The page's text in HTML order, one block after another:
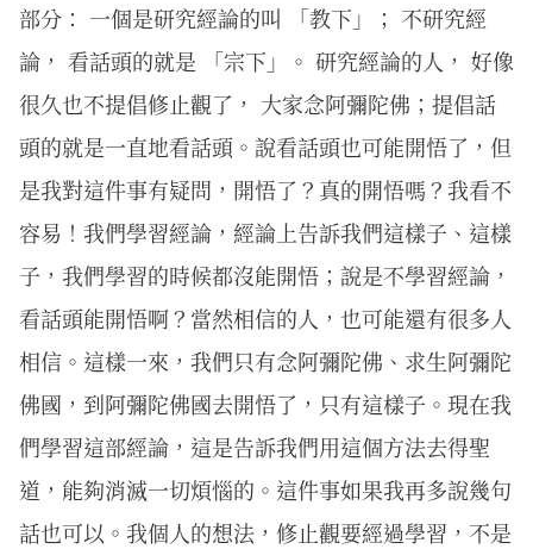
部分： 一個是研究經論的叫 「教下」； 不研究經
論， 看話頭的就是 「宗下」。 研究經論的人， 好像
很久也不提倡修止觀了， 大家念阿彌陀佛；提倡話
頭的就是一直地看話頭。說看話頭也可能開悟了，但
是我對這件事有疑問，開悟了？真的開悟嗎？我看不
容易！我們學習經論，經論上告訴我們這樣子、這樣
子，我們學習的時候都沒能開悟；說是不學習經論，
看話頭能開悟啊？當然相信的人，也可能還有很多人
相信。這樣一來，我們只有念阿彌陀佛、求生阿彌陀
佛國，到阿彌陀佛國去開悟了，只有這樣子。現在我
們學習這部經論，這是告訴我們用這個方法去得聖
道，能夠消滅一切煩惱的。這件事如果我再多說幾句
話也可以。我個人的想法，修止觀要經過學習，不是